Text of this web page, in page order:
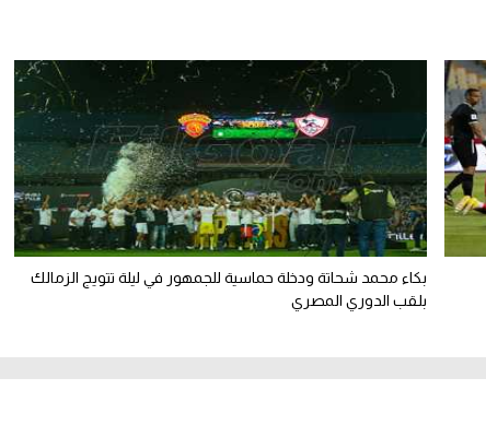
بكاء محمد شحاتة ودخلة حماسية للجمهور في ليلة تتويج الزمالك
بلقب الدوري المصري